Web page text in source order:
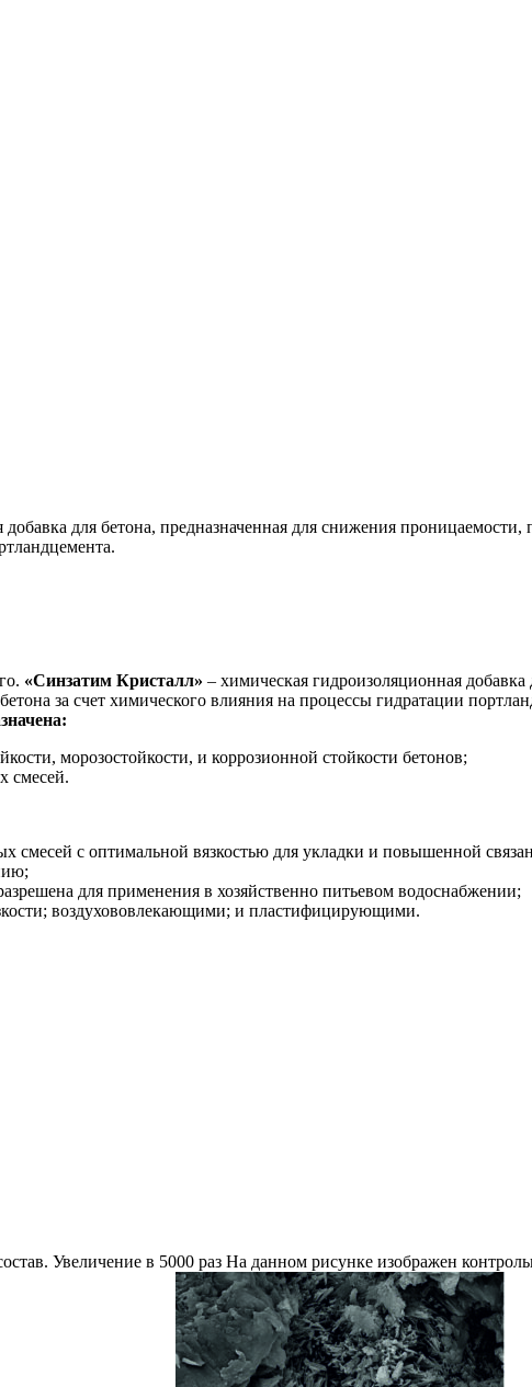
для бетона, предназначенная для снижения
«Синзатим Кристалл» – химическая гидроизоляционная
за счет химического влияния на процессы гидратации
морозостойкости, и коррозионной стойкости бетонов;
смесей.
смесей с оптимальной вязкостью для укладки и повышенной
для применения в хозяйственно питьевом водоснабжении;
воздухововлекающими; и пластифицирующими.
Увеличение в 5000 раз На данном рисунке изображен